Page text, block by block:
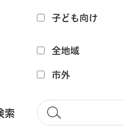
子ども向け
全地域
市外
索